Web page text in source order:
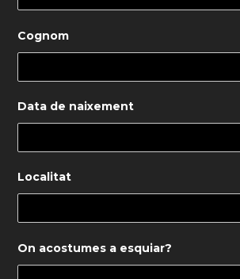
Cognom
Data de naixement
Localitat
On acostumes a esquiar?